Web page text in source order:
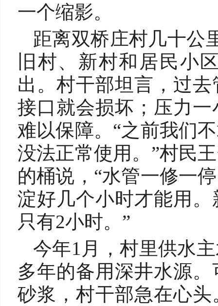
一个缩影。
距离双桥庄村几十公
旧村、新村和居民小
出。村干部坦言，过
接口就会损坏；压力
难以保障。“之前我们
没法正常使用。”村民
的桶说，“水管一修一
淀好几个小时才能用
只有2小时。”
今年1月，村里供水
多年的备用深井水源
砂浆，村干部急在心